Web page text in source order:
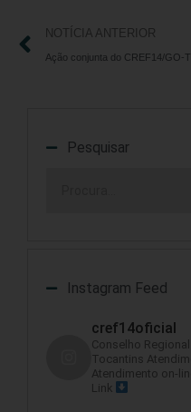
NOTÍCIA ANTERIOR
Pesquisar
Instagram Feed
cref14oficial
Conselho
Tocantins
Atendimento on-
Link